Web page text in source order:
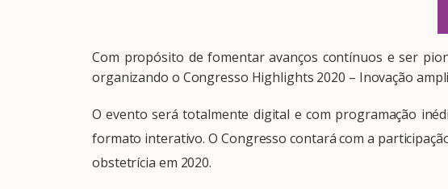
Com propósito de fomentar avanços contínuos e ser
organizando o Congresso Highlights 2020 – Inovação
O evento será totalmente digital e com programação
formato interativo. O Congresso contará com a
obstetrícia em 2020.